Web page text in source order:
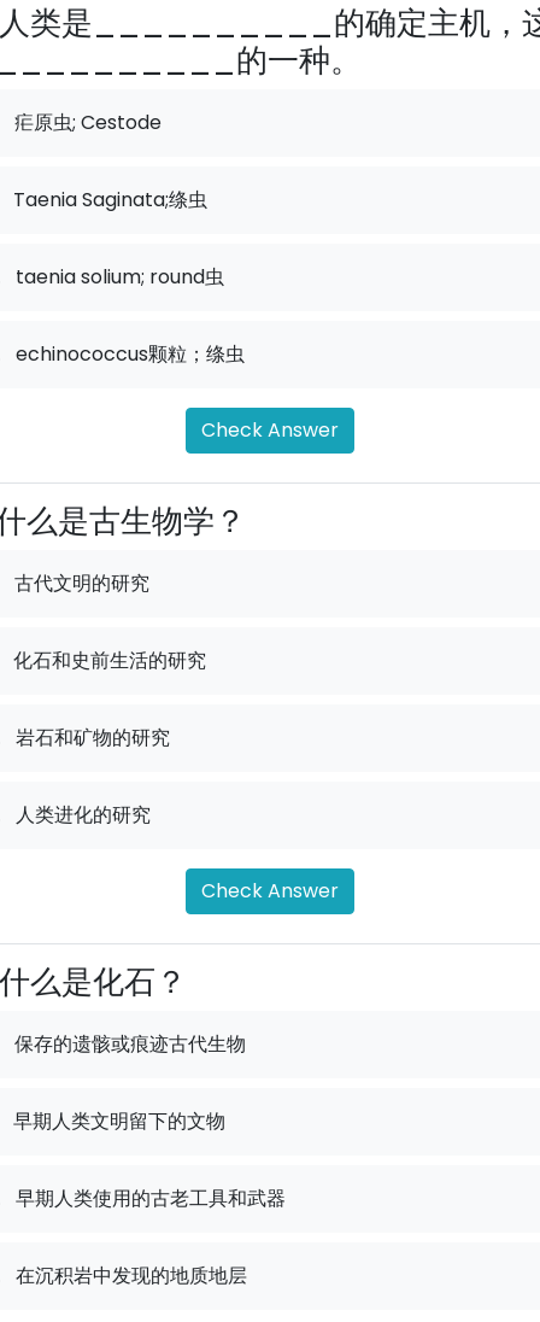
人类是__________的确定主机，
的一种。
疟原虫; Cestode
Taenia Saginata;绦虫
taenia solium; round虫
echinococcus颗粒；绦虫
Check Answer
么是古生物学？
古代文明的研究
化石和史前生活的研究
岩石和矿物的研究
人类进化的研究
Check Answer
什么是化石？
保存的遗骸或痕迹古代生物
早期人类文明留下的文物
早期人类使用的古老工具和武器
在沉积岩中发现的地质地层